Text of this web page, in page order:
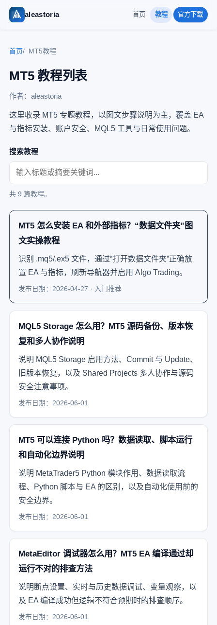
aleastoria 首页 教程 官方下载
首页 MT5教程
MT5 教程列表
作者：aleastoria
这里收录 MT5 专题教程，以图文步骤说明为主，覆盖 EA
与指标安装、账户安全、MQL5 工具与日常使用问题。
搜索教程
共 9 篇教程。
MT5 怎么安装 EA 和外部指标？“数据文件夹”图
文实操教程
识别 .mq5/.ex5 文件，通过“打开数据文件夹”正确放
置 EA 与指标，刷新导航器并启用 Algo Trading。
发布日期：2026-04-27 · 入门推荐
MQL5 Storage 怎么用？MT5 源码备份、版本恢
复和多人协作说明
说明 MQL5 Storage 启用方法、Commit 与 Update、
旧版本恢复，以及 Shared Projects 多人协作与源码
安全注意事项。
发布日期：2026-06-01
MT5 可以连接 Python 吗？数据读取、脚本运行
和自动化边界说明
说明 MetaTrader5 Python 模块作用、数据读取流
程、Python 脚本与 EA 的区别，以及自动化使用前的
安全边界。
发布日期：2026-06-01
MetaEditor 调试器怎么用？MT5 EA 编译通过却
运行不对的排查方法
说明断点设置、实时与历史数据调试、变量观察，以
及 EA 编译成功但逻辑不符合预期时的排查顺序。
发布日期：2026-06-01